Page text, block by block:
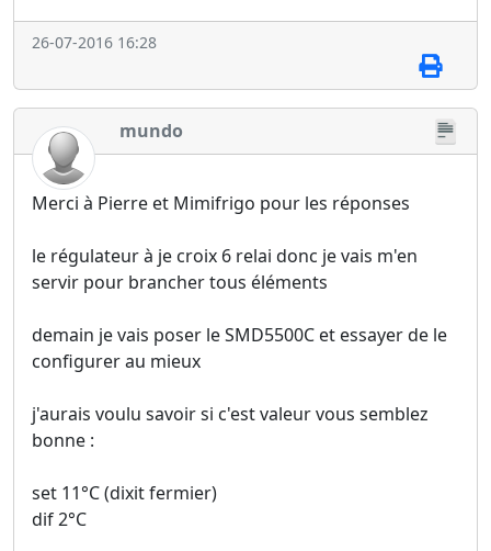
26-07-2016 16:28
mundo
Merci à Pierre et Mimifrigo pour les réponses
le régulateur à je croix 6 relai donc je vais m'en
servir pour brancher tous éléments
demain je vais poser le SMD5500C et essayer de le
configurer au mieux
j'aurais voulu savoir si c'est valeur vous semblez
bonne :
set 11°C (dixit fermier)
dif 2°C